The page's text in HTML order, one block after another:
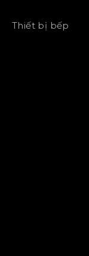
Thiết bị bếp